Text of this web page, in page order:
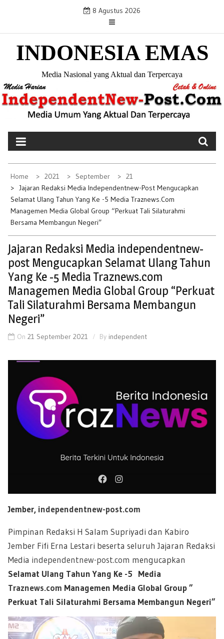
i
o
8 Agustus 2026
INDONESIA EMAS
Media Nasional yang Aktual dan Terpercaya
Home 2021 September
21
Jajaran Redaksi Media Independentnew-Post Mengucapkan
Selamat Ulang Tahun Yang Ke -5 Media Traznews.com
Managemen Media Global Group “Perkuat Tali Silaturahmi
Bersama Membangun Negeri”
Jajaran Redaksi Media independentnew-
post Mengucapkan Selamat Ulang Tahun
Yang Ke -5 Media Traznews.com
Managemen Media Global Group “Perkuat
Tali Silaturahmi Bersama Membangun
Negeri”
On 21 September 2021 By independent
Jember, independentnew-post.com
Pimpinan Redaksi H Salam Supriyadi dan Kabiro
Jember Fifi Erna Lestari beserta seluruh Jajaran Redaksi
Media independentnew-post.com mengucapkan
Selamat Ulang Tahun Yang Ke -5 Media
Traznews.com Managemen Media Global Group ”
Perkuat Tali Silaturahmi Bersama Membangun Negeri”